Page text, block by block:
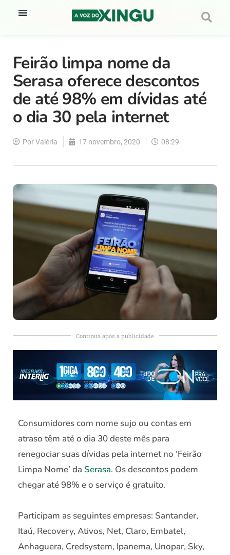
Feirão limpa nome da
Serasa oferece descontos
de até 98% em dívidas até
o dia 30 pela internet
PorValéria 17 novembro, 2020 08:29
Continua após a publicidade
Consumidores com nome sujo ou contas em
atraso têm até o dia 30 deste mês para
renegociar suas dívidas pela internet no ‘Feirão
Limpa Nome’ da Serasa. Os descontos podem
chegar até 98% e o serviço é gratuito.
Participam as seguintes empresas: Santander,
Itaú, Recovery, Ativos, Net, Claro, Embatel,
Anhaguera, Credsystem, Ipanema, Unopar, Sky,